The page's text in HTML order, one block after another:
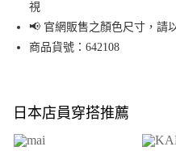
街口支付
悠遊付
全盈+PAY
大哥付你分期
視
📢 官網販售之顏色尺寸，請
商品貨號：642108
日本店員穿搭推薦